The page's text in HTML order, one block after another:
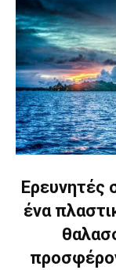
Ερευνητές
ένα